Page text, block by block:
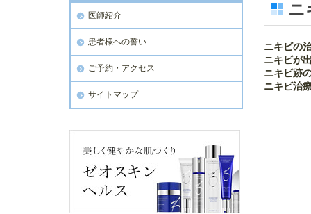
ニ
ニキビの
ニキビが
ニキビ跡
ニキビ治
医師紹介
患者様への誓い
ご予約・アクセス
サイトマップ